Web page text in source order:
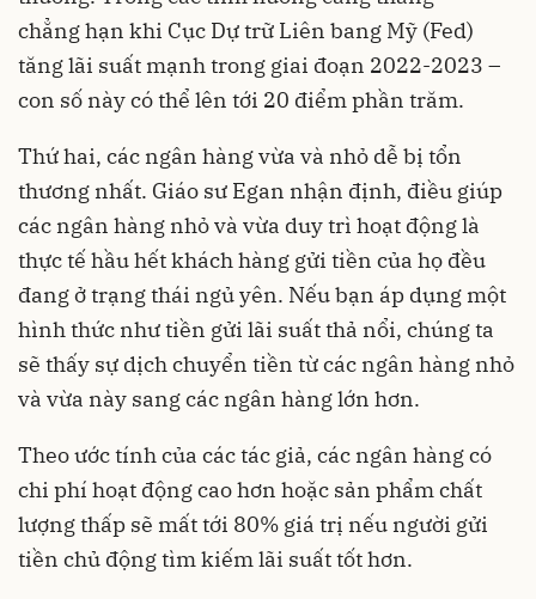
chẳng hạn khi Cục Dự trữ Liên bang Mỹ (Fed)
tăng lãi suất mạnh trong giai đoạn 2022-2023 –
con số này có thể lên tới 20 điểm phần trăm.
Thứ hai, các ngân hàng vừa và nhỏ dễ bị tổn
thương nhất. Giáo sư Egan nhận định, điều giúp
các ngân hàng nhỏ và vừa duy trì hoạt động là
thực tế hầu hết khách hàng gửi tiền của họ đều
đang ở trạng thái ngủ yên. Nếu bạn áp dụng một
hình thức như tiền gửi lãi suất thả nổi, chúng ta
sẽ thấy sự dịch chuyển tiền từ các ngân hàng nhỏ
và vừa này sang các ngân hàng lớn hơn.
Theo ước tính của các tác giả, các ngân hàng có
chi phí hoạt động cao hơn hoặc sản phẩm chất
lượng thấp sẽ mất tới 80% giá trị nếu người gửi
tiền chủ động tìm kiếm lãi suất tốt hơn.